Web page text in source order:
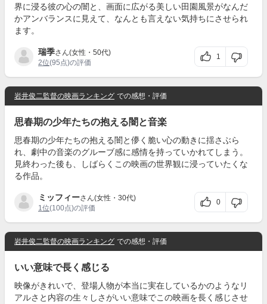
界に浸る彼の心の闇と、画面に広がる美しい田園風景がなんだ
かアンバランスに見えて、なんとも言えない気持ちにさせられ
ます。
瑞季さん(女性・50代)
2位(95点)の評価
1
岩井俊二監督の映画ランキング での感想・評価
思春期の少年たちの抱える闇と音楽
思春期の少年たちの抱える闇と儚く脆い心の動きに揺さぶら
れ、劇中の音楽のグルーブ感に感情を持っていかれてしまう。
見終わった後も、しばらくこの映画の世界観に浸っていたくな
る作品。
ミッフィーさん(女性・30代)
1位(100点)の評価
0
岩井俊二監督の映画ランキング での感想・評価
いい意味で長く感じる
映像がきれいで、登場人物が本当に実在しているかのようなリ
アルさと内容の生々しさがいい意味でこの映画を長く感じさせ